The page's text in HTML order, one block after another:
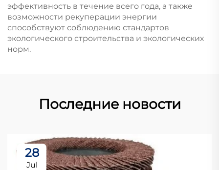
эффективность в течение всего года, а также
возможности рекуперации энергии
способствуют соблюдению стандартов
экологического строительства и экологических
норм.
Последние новости
28
Jul